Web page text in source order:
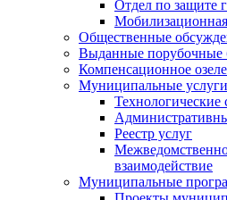
Отдел по защите
Общественные
Выданные порубочные
Компенсационное
Муниципальные услуги
Технологические
Реестр услуг
взаимодействие
Муниципальные